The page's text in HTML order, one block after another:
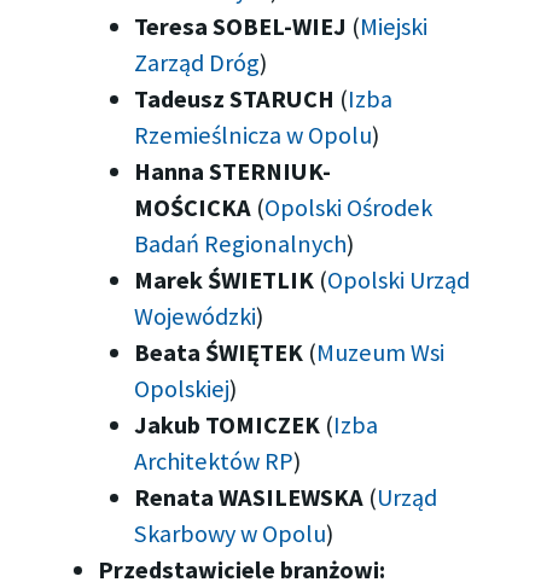
Teresa SOBEL-WIEJ (Miejski
Zarząd Dróg)
Tadeusz STARUCH (Izba
Rzemieślnicza w Opolu)
Hanna STERNIUK-
MOŚCICKA (Opolski Ośrodek
Badań Regionalnych)
Marek ŚWIETLIK (Opolski Urząd
Wojewódzki)
Beata ŚWIĘTEK (Muzeum Wsi
Opolskiej)
Jakub TOMICZEK (Izba
Architektów RP)
Renata WASILEWSKA(Urząd
Skarbowy w Opolu)
Przedstawiciele branżowi: